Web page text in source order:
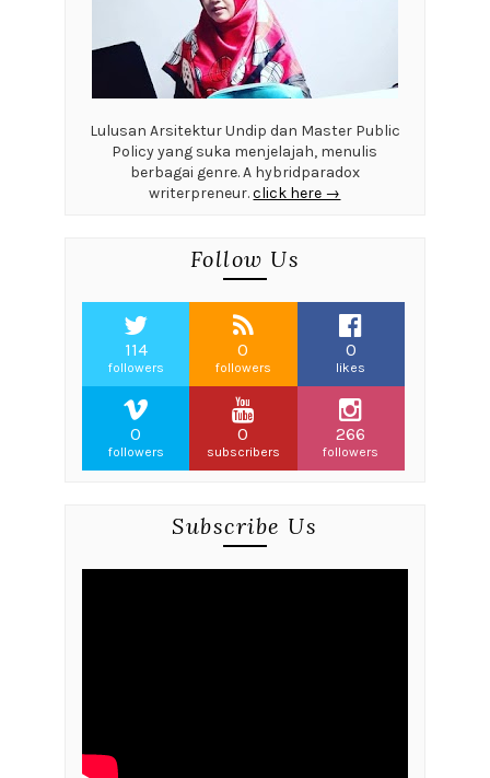
Lulusan Arsitektur Undip dan Master Public
Policy yang suka menjelajah, menulis
berbagai genre. A hybridparadox
writerpreneur.click here →
Follow Us
114
followers
0
followers
0
likes
0
followers
0
subscribers
266
followers
Subscribe Us